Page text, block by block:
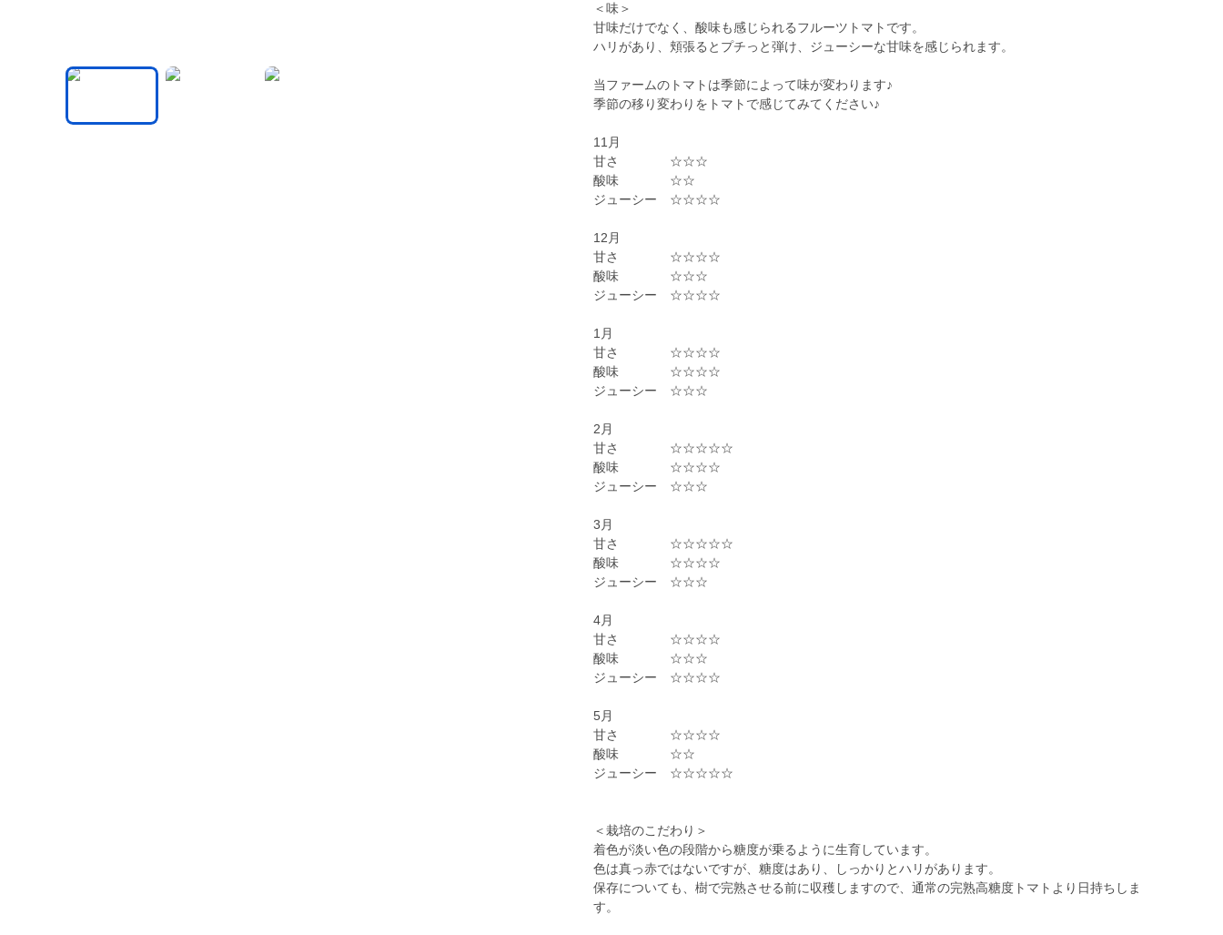
＜味＞
甘味だけでなく、酸味も感じられるフルーツトマトです。
ハリがあり、頬張るとプチっと弾け、ジューシーな甘味を感じられます。
当ファームのトマトは季節によって味が変わります♪
季節の移り変わりをトマトで感じてみてください♪
11月
甘さ ☆☆☆
酸味 ☆☆
ジューシー ☆☆☆☆
12月
甘さ ☆☆☆☆
酸味 ☆☆☆
ジューシー ☆☆☆☆
1月
甘さ ☆☆☆☆
酸味 ☆☆☆☆
ジューシー ☆☆☆
2月
甘さ ☆☆☆☆☆
酸味 ☆☆☆☆
ジューシー ☆☆☆
3月
甘さ ☆☆☆☆☆
酸味 ☆☆☆☆
ジューシー ☆☆☆
4月
甘さ ☆☆☆☆
酸味 ☆☆☆
ジューシー ☆☆☆☆
5月
甘さ ☆☆☆☆
酸味 ☆☆
ジューシー ☆☆☆☆☆
＜栽培のこだわり＞
着色が淡い色の段階から糖度が乗るように生育しています。
色は真っ赤ではないですが、糖度はあり、しっかりとハリがあります。
保存についても、樹で完熟させる前に収穫しますので、通常の完熟高糖度トマトより日持ちしま